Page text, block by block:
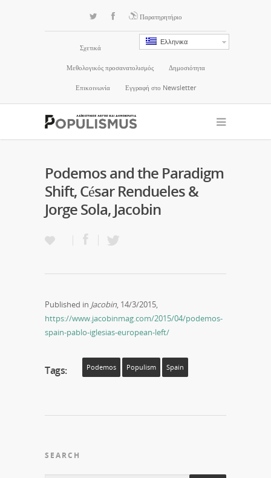
Παρατηρητήριο
Ελληνικα
Σχετικά
Μεθολογικός προσανατολισμός Δημοσιότητα
Επικοινωνία Εγγραφή στο Newsletter
Podemos and the Paradigm
Shift, César Rendueles &
Jorge Sola, Jacobin
Published in Jacobin, 14/3/2015,
https://www.jacobinmag.com/2015/04/podemos-
spain-pablo-iglesias-european-left/
Tags: Podemos Populism Spain
SEARCH